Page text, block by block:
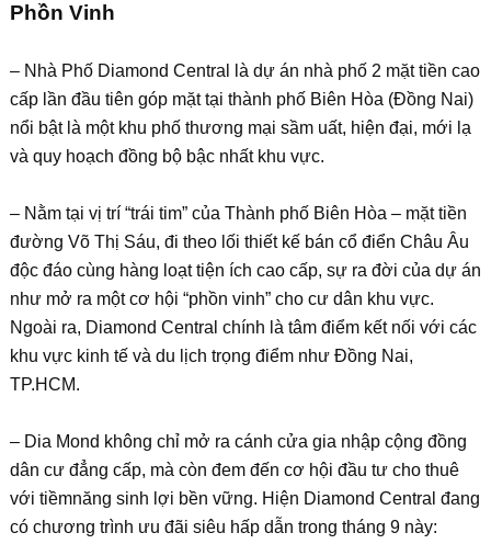
Phồn Vinh
– Nhà Phố Diamond Central là dự án nhà phố 2 mặt tiền cao
cấp lần đầu tiên góp mặt tại thành phố Biên Hòa (Đồng Nai)
nổi bật là một khu phố thương mại sầm uất, hiện đại, mới lạ
và quy hoạch đồng bộ bậc nhất khu vực.
– Nằm tại vị trí “trái tim” của Thành phố Biên Hòa – mặt tiền
đường Võ Thị Sáu, đi theo lối thiết kế bán cổ điển Châu Âu
độc đáo cùng hàng loạt tiện ích cao cấp, sự ra đời của dự án
như mở ra một cơ hội “phồn vinh” cho cư dân khu vực.
Ngoài ra, Diamond Central chính là tâm điểm kết nối với các
khu vực kinh tế và du lịch trọng điểm như Đồng Nai,
TP.HCM.
– Dia Mond không chỉ mở ra cánh cửa gia nhập cộng đồng
dân cư đẳng cấp, mà còn đem đến cơ hội đầu tư cho thuê
với tiềmnăng sinh lợi bền vững. Hiện Diamond Central đang
có chương trình ưu đãi siêu hấp dẫn trong tháng 9 này: